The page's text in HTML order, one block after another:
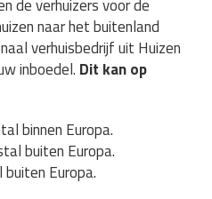
de verhuizers voor de
naar het buitenland
verhuisbedrijf uit Huizen
inboedel. Dit kan op
binnen Europa.
buiten Europa.
Europa.